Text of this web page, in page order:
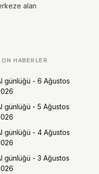
alan
HABERLER
günlüğü - 6 Ağustos
günlüğü - 5 Ağustos
günlüğü - 4 Ağustos
günlüğü - 3 Ağustos